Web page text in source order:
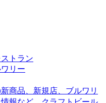
トラン
リー
商品、新規店、ブルワリ